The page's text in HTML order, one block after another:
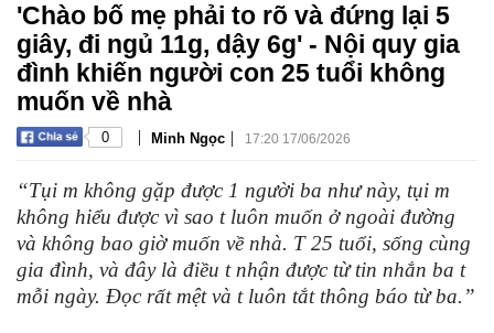
'Chào bố mẹ phải to rõ và đứng lại 5
giây, đi ngủ 11g, dậy 6g' - Nội quy gia
đình khiến người con 25 tuổi không
muốn về nhà
0 | Minh Ngọc | 17:20 17/06/2026
“Tụi m không gặp được 1 người ba như này, tụi m
không hiểu được vì sao t luôn muốn ở ngoài đường
và không bao giờ muốn về nhà. T 25 tuổi, sống cùng
gia đình, và đây là điều t nhận được từ tin nhắn ba t
mỗi ngày. Đọc rất mệt và t luôn tắt thông báo từ ba.”